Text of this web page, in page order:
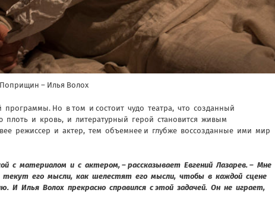
Поприщин – Илья Волох
Но в том и состоит чудо театра, что созданный
и кровь, и литературный герой становится живым
режиссер и актер, тем объемнее и глубже воссозданные ими мир
с материалом и с актером, – рассказывает Евгений Лазарев. – Мне
его мысли, как шелестят его мысли, чтобы в каждой сцене
И Илья Волох прекрасно справился с этой задачей. Он не играет,